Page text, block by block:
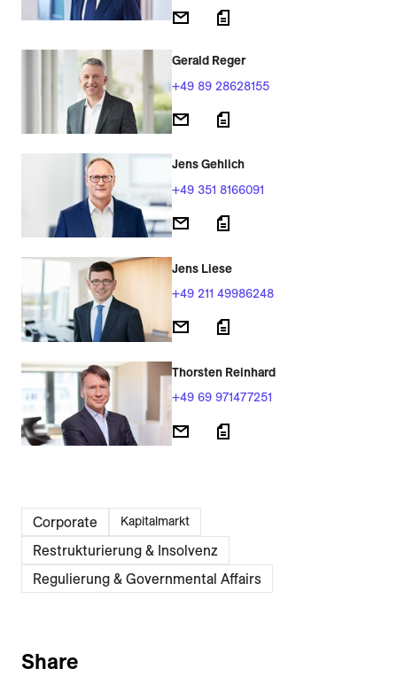
Gerald Reger
+49 89 28628155
Jens Gehlich
+49 351 8166091
Jens Liese
+49 211 49986248
Thorsten Reinhard
+49 69 971477251
Corporate Kapitalmarkt
Restrukturierung & Insolvenz
Regulierung & Governmental Affairs
Share